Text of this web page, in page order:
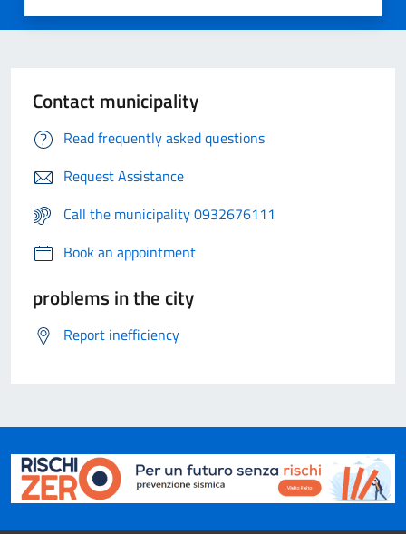
Contact municipality
Read frequently asked questions
Request Assistance
Call the municipality 0932676111
Book an appointment
problems in the city
Report inefficiency